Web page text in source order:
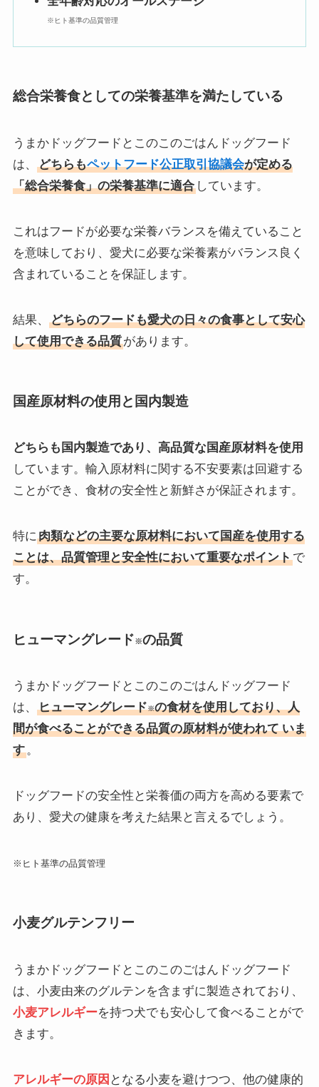
※ヒト基準の品質管理
総合栄養食としての栄養基準を満たしている
うまかドッグフードとこのこのごはんドッグフード
は、
どちらもペットフード公正取引協議会が定める
「総合栄養食」の栄養基準に適合しています。
これはフードが必要な栄養バランスを備えていること
を意味しており、愛犬に必要な栄養素がバランス良く
含まれていることを保証します。
結果、
どちらのフードも愛犬の日々の食事として安心
して使用できる品質があります。
国産原材料の使用と国内製造
どちらも国内製造であり、高品質な国産原材料を使用
しています。輸入原材料に関する不安要素は回避する
ことができ、食材の安全性と新鮮さが保証されます。
特に肉類などの主要な原材料において国産を使用する
ことは、品質管理と安全性において重要なポイントで
す。
ヒューマングレード※の品質
うまかドッグフードとこのこのごはんドッグフード
は、
ヒューマングレード※の食材を使用しており、人
間が食べることができる品質の原材料が使われて いま
す。
ドッグフードの安全性と栄養価の両方を高める要素で
あり、愛犬の健康を考えた結果と言えるでしょう。
※ヒト基準の品質管理
小麦グルテンフリー
うまかドッグフードとこのこのごはんドッグフード
は、小麦由来のグルテンを含まずに製造されており、
小麦アレルギーを持つ犬でも安心して食べることがで
きます。
アレルギーの原因 となる小麦を避けつつ、他の健康的